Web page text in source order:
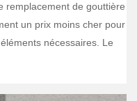
remplacement de gouttière
un prix moins cher pour
nécessaires. Le